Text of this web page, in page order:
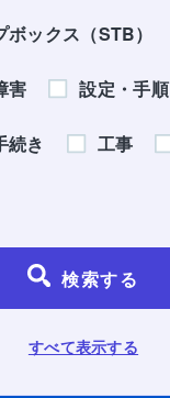
ックス（STB）
害 設定・手順
続き 工事
検索する
すべて表示する